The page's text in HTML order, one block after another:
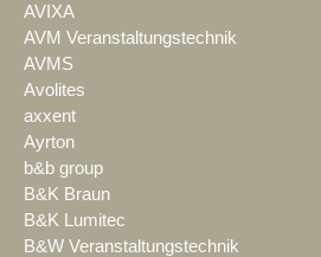
AVIXA
AVM Veranstaltungstechnik
AVMS
Avolites
axxent
Ayrton
b&b group
B&K Braun
B&K Lumitec
B&W Veranstaltungstechnik